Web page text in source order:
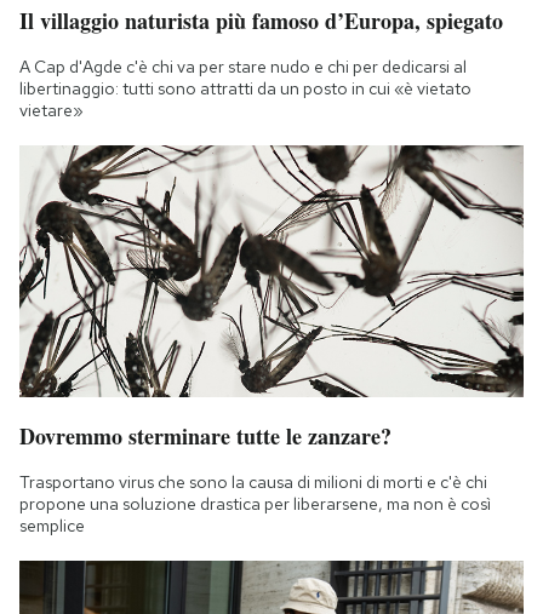
Il villaggio naturista più famoso d’Europa, spiegato
A Cap d'Agde c'è chi va per stare nudo e chi per dedicarsi al
libertinaggio: tutti sono attratti da un posto in cui «è vietato
vietare»
Dovremmo sterminare tutte le zanzare?
Trasportano virus che sono la causa di milioni di morti e c'è chi
propone una soluzione drastica per liberarsene, ma non è così
semplice